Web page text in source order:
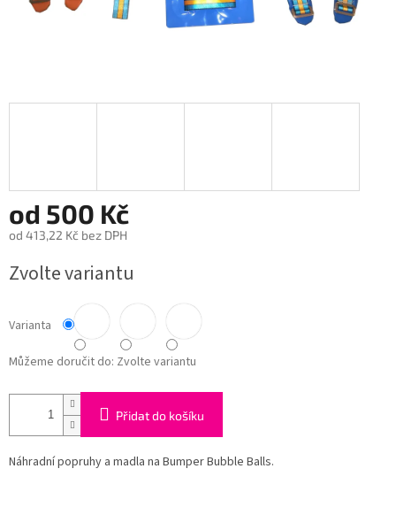
od 500 Kč
od 413,22 Kč bez DPH
cena:
Zvolte variantu
Varianta
Můžeme doručit do: Zvolte variantu
Přidat do košíku
Náhradní popruhy a madla na Bumper Bubble Balls.